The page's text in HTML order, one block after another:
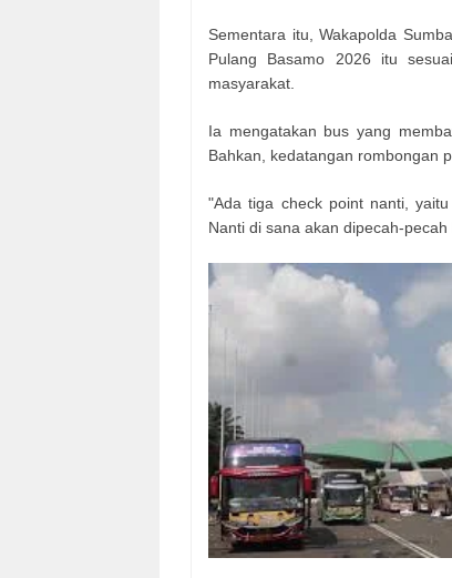
Sementara itu, Wakapolda
Pulang Basamo 2026 itu
masyarakat.
Ia mengatakan bus yang
Bahkan, kedatangan rombongan
"Ada tiga check point nanti,
Nanti di sana akan dipecah-